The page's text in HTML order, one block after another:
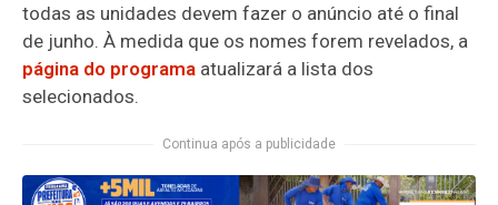
todas as unidades devem fazer o anúncio até o final
de junho. À medida que os nomes forem revelados, a
página do programa atualizará a lista dos
selecionados.
Continua após a publicidade